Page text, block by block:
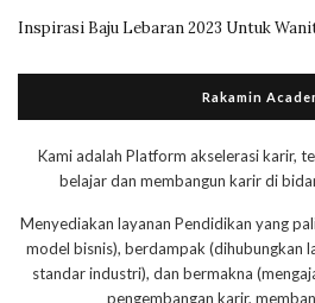
Inspirasi Baju Lebaran 2023 Untuk
Rakamin
Kami adalah Platform akselerasi karir,
belajar dan membangun karir di
Menyediakan layanan Pendidikan yang
model bisnis), berdampak (dihubungkan
standar industri), dan bermakna
pengembangan karir,